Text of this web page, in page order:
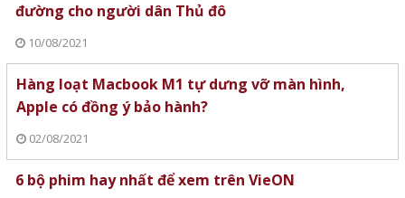
đường cho người dân Thủ đô
10/08/2021
Hàng loạt Macbook M1 tự dưng vỡ màn hình,
Apple có đồng ý bảo hành?
02/08/2021
6 bộ phim hay nhất để xem trên VieON